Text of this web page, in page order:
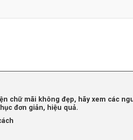
chữ mãi không đẹp, hãy xem các
đơn giản, hiệu quả.